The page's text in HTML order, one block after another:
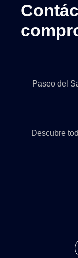
Paseo del
Descubre